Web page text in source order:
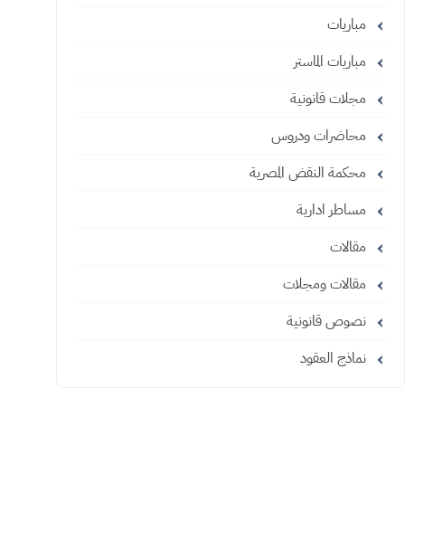
مباريات
مباريات الماستر
مجلات قانونية
محاضرات ودروس
محكمة النقض المصرية
مساطر ادارية
مقالات
مقالات ومجلات
نصوص قانونية
نماذج العقود